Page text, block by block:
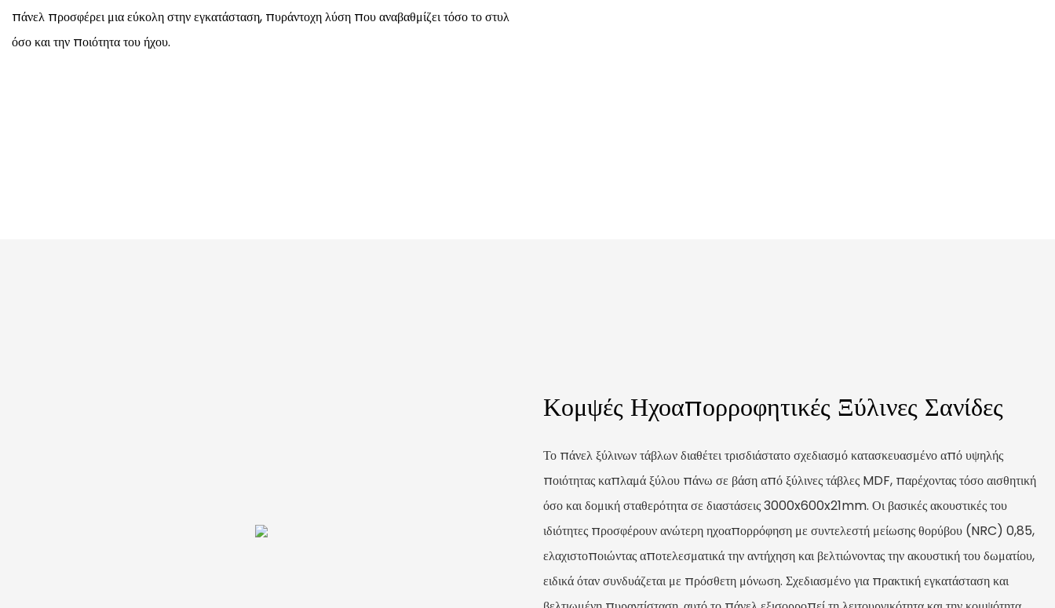
πάνελ προσφέρει μια εύκολη στην εγκατάσταση, πυράντοχη λύση που αναβαθμίζει τόσο το στυλ
όσο και την ποιότητα του ήχου.
Κομψές Ηχοαπορροφητικές Ξύλινες Σανίδες
Το πάνελ ξύλινων τάβλων διαθέτει τρισδιάστατο σχεδιασμό κατασκευασμένο από υψηλής
ποιότητας καπλαμά ξύλου πάνω σε βάση από ξύλινες τάβλες MDF, παρέχοντας τόσο αισθητική
όσο και δομική σταθερότητα σε διαστάσεις 3000x600x21mm. Οι βασικές ακουστικές του
ιδιότητες προσφέρουν ανώτερη ηχοαπορρόφηση με συντελεστή μείωσης θορύβου (NRC) 0,85,
ελαχιστοποιώντας αποτελεσματικά την αντήχηση και βελτιώνοντας την ακουστική του δωματίου,
ειδικά όταν συνδυάζεται με πρόσθετη μόνωση. Σχεδιασμένο για πρακτική εγκατάσταση και